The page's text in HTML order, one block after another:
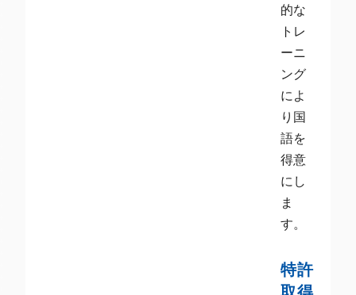
的な
トレ
ーニ
ング
によ
り国
語を
得意
にし
ま
す。
特許